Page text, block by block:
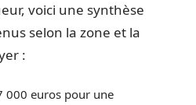
voici une synthèse
selon la zone et la
:
000 euros pour une